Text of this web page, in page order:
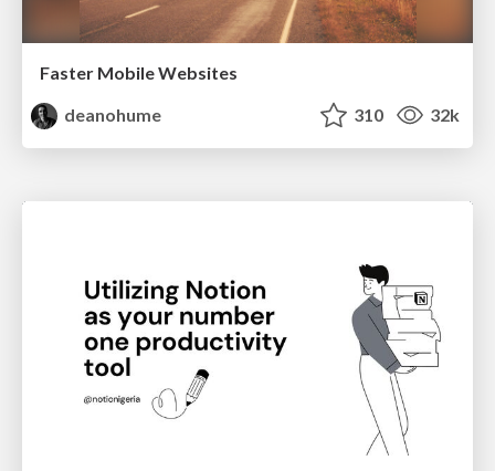
Faster Mobile Websites
deanohume
310 32k